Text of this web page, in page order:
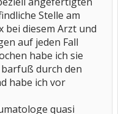
Stelle am
bei diesem Arzt und
auf jeden Fall
habe ich sie
durch den
habe ich vor
quasi